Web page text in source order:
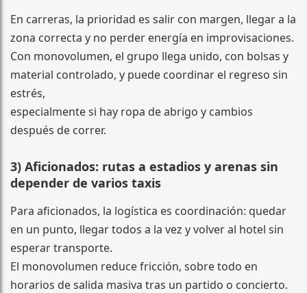
En carreras, la prioridad es salir con margen, llegar a la
zona correcta y no perder energía en improvisaciones.
Con monovolumen, el grupo llega unido, con bolsas y
material controlado, y puede coordinar el regreso sin
estrés,
especialmente si hay ropa de abrigo y cambios
después de correr.
3) Aficionados: rutas a estadios y arenas sin
depender de varios taxis
Para aficionados, la logística es coordinación: quedar
en un punto, llegar todos a la vez y volver al hotel sin
esperar transporte.
El monovolumen reduce fricción, sobre todo en
horarios de salida masiva tras un partido o concierto.